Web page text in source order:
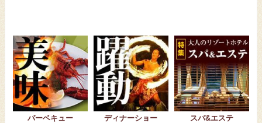
バーベキュー ディナーショー スパ&エステ